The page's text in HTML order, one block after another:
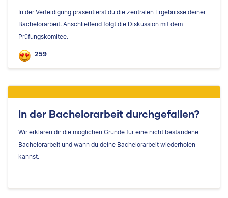
In der Verteidigung präsentierst du die zentralen Ergebnisse deiner
Bachelorarbeit. Anschließend folgt die Diskussion mit dem
Prüfungskomitee.
259
In der Bachelorarbeit durchgefallen?
Wir erklären dir die möglichen Gründe für eine nicht bestandene
Bachelorarbeit und wann du deine Bachelorarbeit wiederholen
kannst.